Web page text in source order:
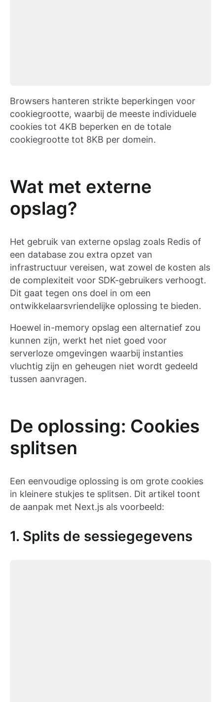
Browsers hanteren strikte beperkingen voor
cookiegrootte, waarbij de meeste individuele
cookies tot 4KB beperken en de totale
cookiegrootte tot 8KB per domein.
Wat met externe
opslag?
Het gebruik van externe opslag zoals Redis of
een database zou extra opzet van
infrastructuur vereisen, wat zowel de kosten als
de complexiteit voor SDK-gebruikers verhoogt.
Dit gaat tegen ons doel in om een
ontwikkelaarsvriendelijke oplossing te bieden.
Hoewel in-memory opslag een alternatief zou
kunnen zijn, werkt het niet goed voor
serverloze omgevingen waarbij instanties
vluchtig zijn en geheugen niet wordt gedeeld
tussen aanvragen.
De oplossing: Cookies
splitsen
Een eenvoudige oplossing is om grote cookies
in kleinere stukjes te splitsen. Dit artikel toont
de aanpak met Next.js als voorbeeld:
1. Splits de sessiegegevens